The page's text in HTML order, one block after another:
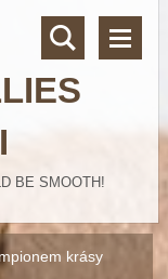
BE SMOOTH!
krásy